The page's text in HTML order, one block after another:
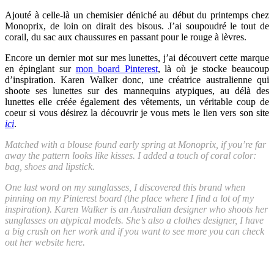
Ajouté à celle-là un chemisier déniché au début du printemps chez
Monoprix, de loin on dirait des bisous. J’ai soupoudré le tout de
corail, du sac aux chaussures en passant pour le rouge à lèvres.
Encore un dernier mot sur mes lunettes, j’ai découvert cette marque
en épinglant sur mon board Pinterest, là où je stocke beaucoup
d’inspiration. Karen Walker donc, une créatrice australienne qui
shoote ses lunettes sur des mannequins atypiques, au délà des
lunettes elle créée également des vêtements, un véritable coup de
coeur si vous désirez la découvrir je vous mets le lien vers son site
ici.
Matched with a blouse found early spring at Monoprix, if you’re far
away the pattern looks like kisses. I added a touch of coral color:
bag, shoes and lipstick.
One last word on my sunglasses, I discovered this brand when
pinning on my Pinterest board (the place where I find a lot of my
inspiration). Karen Walker is an Australian designer who shoots her
sunglasses on atypical models. She’s also a clothes designer, I have
a big crush on her work and if you want to see more you can check
out her website here.